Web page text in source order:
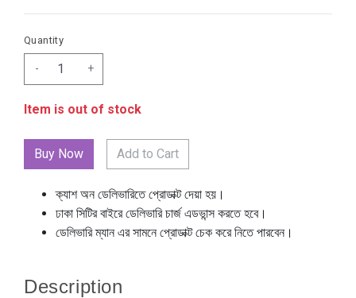
Quantity
- +
Item is out of stock
Add to Cart
ক্যাশ অন ডেলিভারিতে প্রোডাক্ট দেয়া হয়।
ঢাকা সিটির বাইরে ডেলিভারি চার্জ এডভান্স করতে হবে।
ডেলিভারি ম্যান এর সামনে প্রোডাক্ট চেক করে নিতে পারবেন।
Description